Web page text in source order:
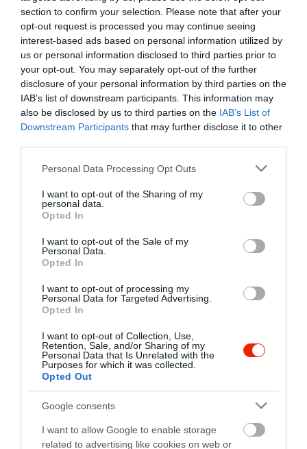
section to confirm your selection. Please note that after your
opt-out request is processed you may continue seeing
interest-based ads based on personal information utilized by
us or personal information disclosed to third parties prior to
your opt-out. You may separately opt-out of the further
disclosure of your personal information by third parties on the
IAB’s list of downstream participants. This information may
also be disclosed by us to third parties on the IAB’s List of
Downstream Participants that may further disclose it to other
Please note that this website/app uses one or more Google
not limited to your visit or usage behaviour. You may click to
grant or deny consent to Google and its third-party tags to
use your data for below specified purposes in below Google
consent section.
Personal Data Processing Opt Outs
I want to opt-out of the Sharing of my
personal data.
Opted In
I want to opt-out of the Sale of my
Personal Data.
Opted In
I want to opt-out of processing my
Personal Data for Targeted Advertising.
Opted In
I want to opt-out of Collection, Use,
Retention, Sale, and/or Sharing of my
Personal Data that Is Unrelated with the
Purposes for which it was collected.
Opted Out
Google consents
I want to allow Google to enable storage
related to advertising like cookies on web or
Értékelések Értékeld Te is
5.0
Összesen 2
5 2
4 0
3 0
2 0